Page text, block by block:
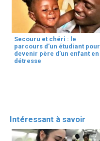
Secouru et chéri : le
parcours d’un étudiant pour
devenir père d’un enfant en
détresse
Intéressant à savoir